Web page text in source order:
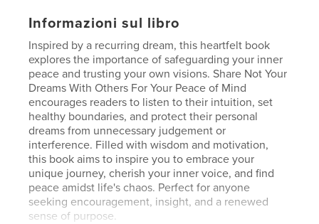
Informazioni sul libro
Inspired by a recurring dream, this heartfelt book
explores the importance of safeguarding your inner
peace and trusting your own visions. Share Not Your
Dreams With Others For Your Peace of Mind
encourages readers to listen to their intuition, set
healthy boundaries, and protect their personal
dreams from unnecessary judgement or
interference. Filled with wisdom and motivation,
this book aims to inspire you to embrace your
unique journey, cherish your inner voice, and find
peace amidst life's chaos. Perfect for anyone
seeking encouragement, insight, and a renewed
sense of purpose.